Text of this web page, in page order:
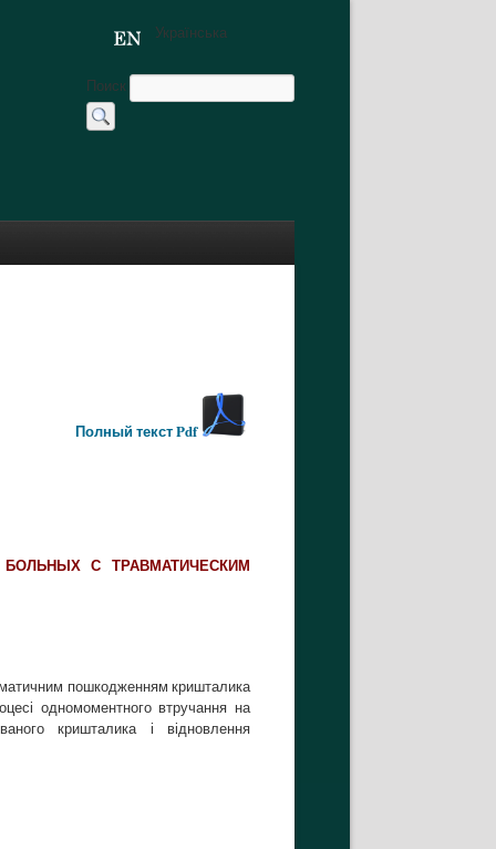
Українська
Поиск
Полный текст Pdf
С ТРАВМАТИЧЕСКИМ
пошкодженням кришталика
одномоментного втручання на
кришталика і відновлення